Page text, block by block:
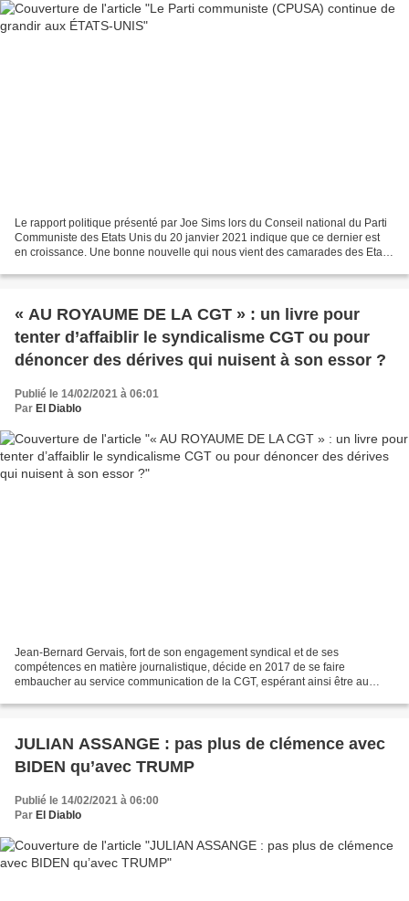
Le rapport politique présenté par Joe Sims lors du Conseil national du Parti
Communiste des Etats Unis du 20 janvier 2021 indique que ce dernier est
en croissance. Une bonne nouvelle qui nous vient des camarades des Etats-
« AU ROYAUME DE LA CGT » : un livre pour
tenter d’affaiblir le syndicalisme CGT ou pour
dénoncer des dérives qui nuisent à son essor ?
Publié le 14/02/2021 à 06:01
Par El Diablo
Jean-Bernard Gervais, fort de son engagement syndical et de ses
compétences en matière journalistique, décide en 2017 de se faire
embaucher au service communication de la CGT, espérant ainsi être au
JULIAN ASSANGE : pas plus de clémence avec
BIDEN qu’avec TRUMP
Publié le 14/02/2021 à 06:00
Par El Diablo